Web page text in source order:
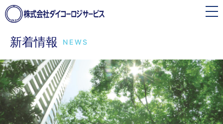
toggle
navigation
新着情報 NEWS